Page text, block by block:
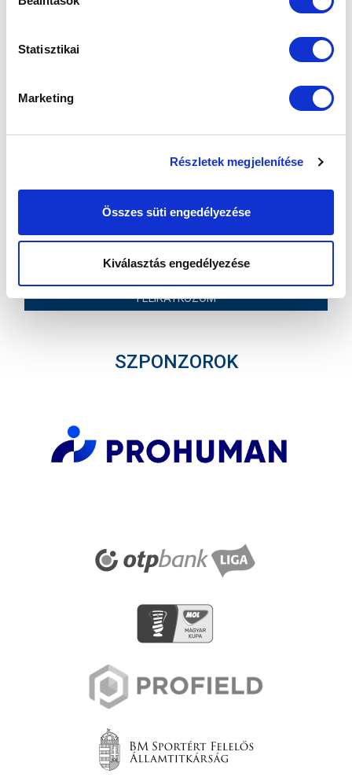
Statisztikai
Marketing
Részletek megjelenítése
Összes süti engedélyezése
Kiválasztás engedélyezése
MTK BUDAPEST HÍRLEVÉL
Elfogadom azAdatvédelmi tájékoztatót
FELIRATKOZOM
SZPONZOROK